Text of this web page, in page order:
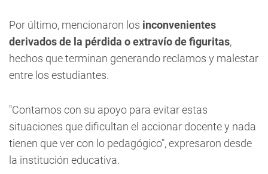
Por último, mencionaron los inconvenientes
derivados de la pérdida o extravío de figuritas,
hechos que terminan generando reclamos y malestar
entre los estudiantes.
"Contamos con su apoyo para evitar estas
situaciones que dificultan el accionar docente y nada
tienen que ver con lo pedagógico", expresaron desde
la institución educativa.